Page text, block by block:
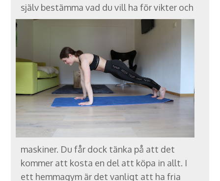
själv bestämma vad du vill ha för vikter och
maskiner. Du får dock tänka på att det
kommer att kosta en del att köpa in allt. I
ett hemmagym är det vanligt att ha fria